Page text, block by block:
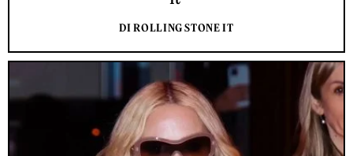
DI ROLLING STONE IT